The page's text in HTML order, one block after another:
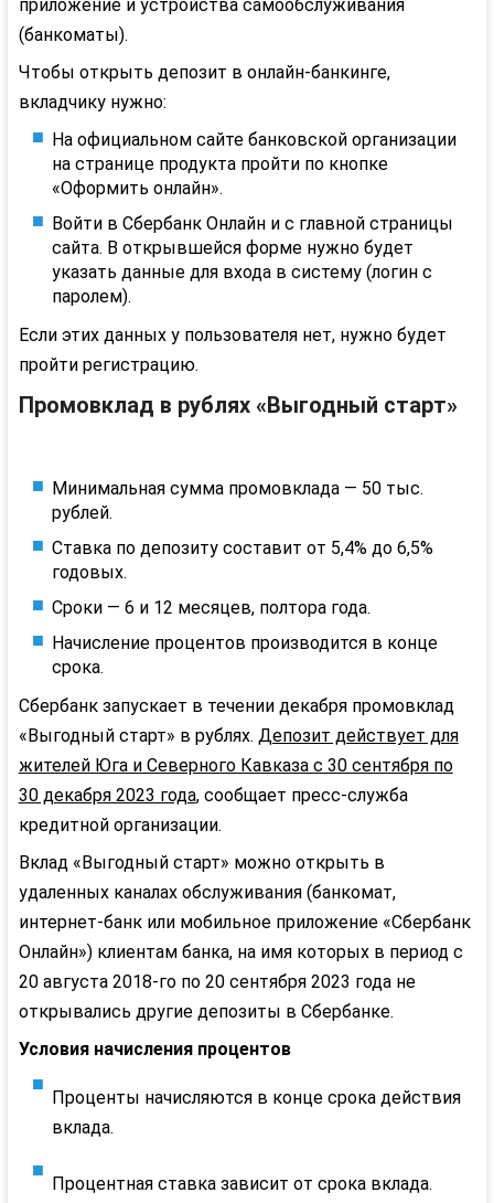
приложение и устройства самообслуживания
(банкоматы).
Чтобы открыть депозит в онлайн-банкинге,
вкладчику нужно:
На официальном сайте банковской организации
на странице продукта пройти по кнопке
«Оформить онлайн».
Войти в Сбербанк Онлайн и с главной страницы
сайта. В открывшейся форме нужно будет
указать данные для входа в систему (логин с
паролем).
Если этих данных у пользователя нет, нужно будет
пройти регистрацию.
Промовклад в рублях «Выгодный старт»
Минимальная сумма промовклада — 50 тыс.
рублей.
Ставка по депозиту составит от 5,4% до 6,5%
годовых.
Сроки — 6 и 12 месяцев, полтора года.
Начисление процентов производится в конце
срока.
Сбербанк запускает в течении декабря промовклад
«Выгодный старт» в рублях. Депозит действует для
жителей Юга и Северного Кавказа с 30 сентября по
30 декабря 2023 года, сообщает пресс-служба
кредитной организации.
Вклад «Выгодный старт» можно открыть в
удаленных каналах обслуживания (банкомат,
интернет-банк или мобильное приложение «Сбербанк
Онлайн») клиентам банка, на имя которых в период с
20 августа 2018-го по 20 сентября 2023 года не
открывались другие депозиты в Сбербанке.
Условия начисления процентов
Проценты начисляются в конце срока действия
вклада.
Процентная ставка зависит от срока вклада.